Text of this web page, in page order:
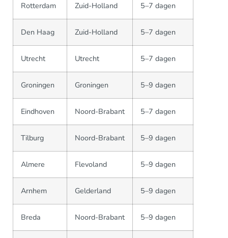
Rotterdam Zuid-Holland 5–7 dagen
Den Haag Zuid-Holland 5–7 dagen
Utrecht Utrecht 5–7 dagen
Groningen Groningen 5–9 dagen
Eindhoven Noord-Brabant 5–7 dagen
Tilburg Noord-Brabant 5–9 dagen
Almere Flevoland 5–9 dagen
Arnhem Gelderland 5–9 dagen
Breda Noord-Brabant 5–9 dagen